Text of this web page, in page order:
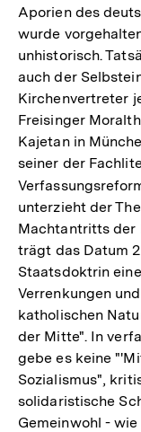
Aporien des
wurde
unhistorisch.
auch der
Kirchenvertreter
Freisinger
Kajetan in
seiner der
unterzieht der
Machtantritts der
trägt das Datum
Staatsdoktrin
Verrenkungen
katholischen
der Mitte". In
gebe es keine
Sozialismus",
solidaristische
Gemeinwohl -